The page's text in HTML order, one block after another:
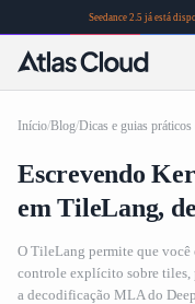
Seedance 2.5 já está
Início/Blog/Dicas e guias
Escrevendo
em TileLang,
O TileLang permite que você
controle explícito sobre tiles,
a decodificação MLA do